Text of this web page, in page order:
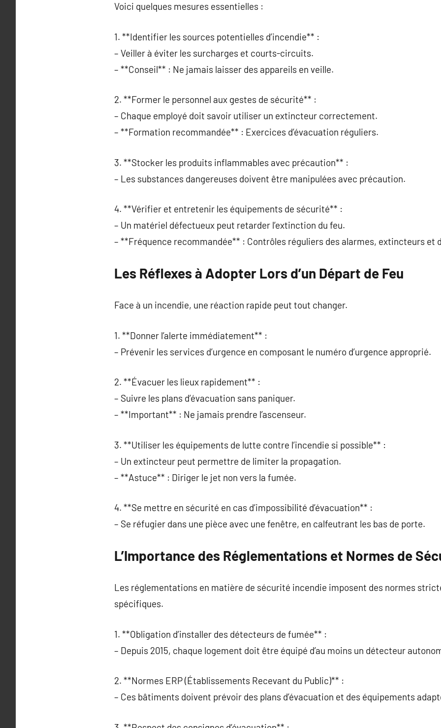
Voici quelques mesures essentielles :
1. **Identifier les sources potentielles d’incendie** :
– Veiller à éviter les surcharges et courts-circuits.
– **Conseil** : Ne jamais laisser des appareils en veille.
2. **Former le personnel aux gestes de sécurité** :
– Chaque employé doit savoir utiliser un extincteur correctement.
– **Formation recommandée** : Exercices d’évacuation réguliers.
3. **Stocker les produits inflammables avec précaution** :
– Les substances dangereuses doivent être manipulées avec précaution.
4. **Vérifier et entretenir les équipements de sécurité** :
– Un matériel défectueux peut retarder l’extinction du feu.
– **Fréquence recommandée** : Contrôles réguliers des alarmes, extincteurs et
Les Réflexes à Adopter Lors d’un Départ de Feu
Face à un incendie, une réaction rapide peut tout changer.
1. **Donner l’alerte immédiatement** :
– Prévenir les services d’urgence en composant le numéro d’urgence approprié.
2. **Évacuer les lieux rapidement** :
– Suivre les plans d’évacuation sans paniquer.
– **Important** : Ne jamais prendre l’ascenseur.
3. **Utiliser les équipements de lutte contre l’incendie si possible** :
– Un extincteur peut permettre de limiter la propagation.
– **Astuce** : Diriger le jet non vers la fumée.
4. **Se mettre en sécurité en cas d’impossibilité d’évacuation** :
– Se réfugier dans une pièce avec une fenêtre, en calfeutrant les bas de porte.
L’Importance des Réglementations et Normes de
Les réglementations en matière de sécurité incendie imposent des normes
spécifiques.
1. **Obligation d’installer des détecteurs de fumée** :
– Depuis 2015, chaque logement doit être équipé d’au moins un détecteur
2. **Normes ERP (Établissements Recevant du Public)** :
– Ces bâtiments doivent prévoir des plans d’évacuation et des équipements